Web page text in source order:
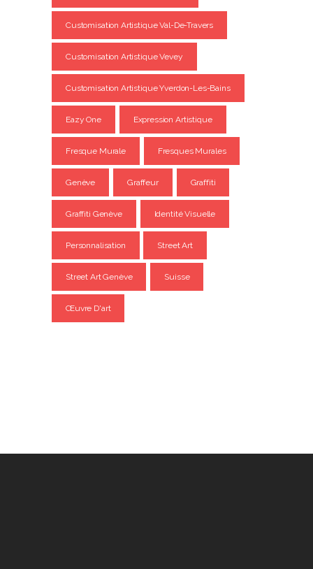
Customisation Artistique Val-De-Travers
Customisation Artistique Vevey
Customisation Artistique Yverdon-Les-Bains
Eazy One Expression Artistique
Fresque Murale Fresques Murales
Genève Graffeur Graffiti
Graffiti Genève Identité Visuelle
Personnalisation Street Art
Street Art Genève Suisse
Œuvre D'art